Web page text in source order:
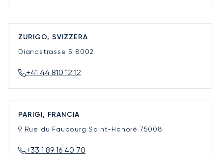
ZURIGO, SVIZZERA
Dianastrasse 5 8002
+41 44 810 12 12
PARIGI, FRANCIA
9 Rue du Faubourg Saint-Honoré 75008
+33 1 89 16 40 70